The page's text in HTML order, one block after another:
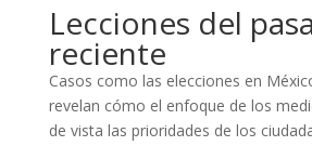
Lecciones del
reciente
Casos como las elecciones en
revelan cómo el enfoque de los
de vista las prioridades de los